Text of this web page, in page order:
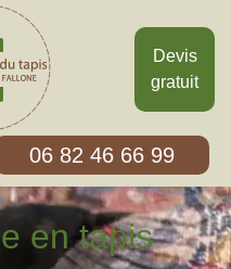
Devis
gratuit
06 82 46 66 99
en tapis